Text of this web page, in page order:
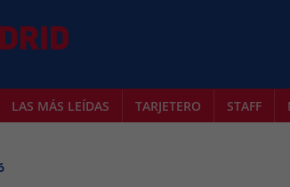
LAS MÁS LEÍDAS TARJETERO STAFF